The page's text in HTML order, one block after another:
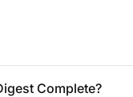
Complete?